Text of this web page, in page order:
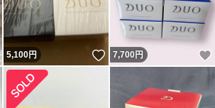
いいね！
5,100円 いいね！
7,700 円